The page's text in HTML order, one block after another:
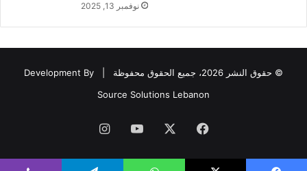
نوفمبر 13, 2025
© حقوق النشر 2026، جميع الحقوق محفوظة |
Development By
Source Solutions Lebanon
فيسبوك ‫YouTubeانستقرام